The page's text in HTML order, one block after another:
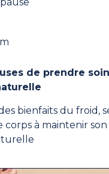
de prendre
bienfaits du froid,
corps à maintenir